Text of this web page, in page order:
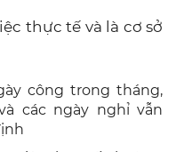
thực tế và là cơ sở
công trong tháng,
các ngày nghỉ vẫn